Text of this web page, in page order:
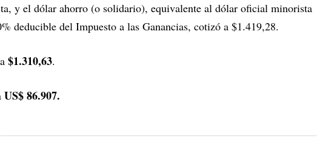
y el dólar ahorro (o solidario), equivalente al dólar oficial minorista
deducible del Impuesto a las Ganancias, cotizó a $1.419,28.
$1.310,63.
US$ 86.907.